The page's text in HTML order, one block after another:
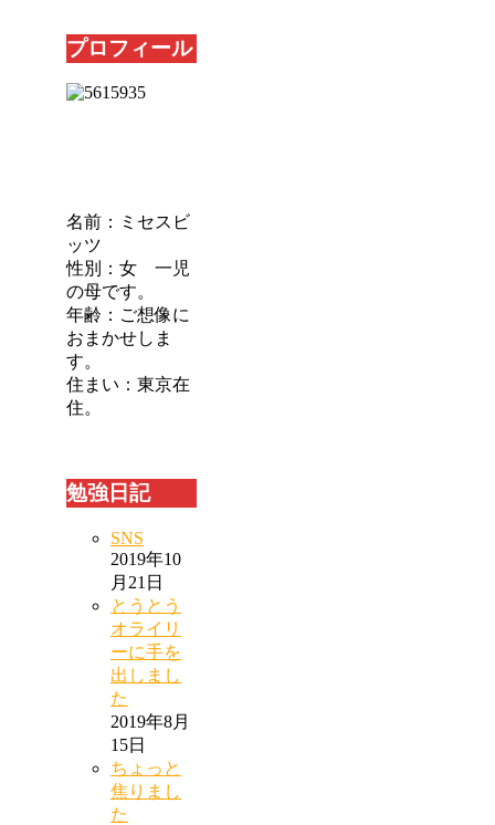
プロフィール
名前：ミセスビ
ッツ
性別：女 一児
の母です。
年齢：ご想像に
おまかせしま
す。
住まい：東京在
住。
勉強日記
SNS
2019年10
月21日
とうとう
オライリ
ーに手を
出しまし
た
2019年8月
15日
ちょっと
焦りまし
た